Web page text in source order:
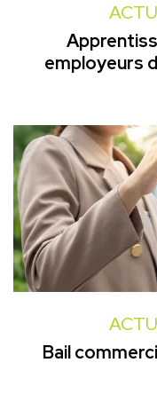
employeurs
Bail